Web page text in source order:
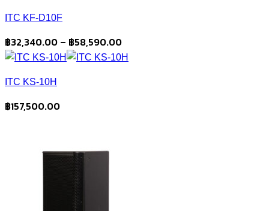
ITC KF-D10F
฿32,340.00 – ฿58,590.00Price
range:
ITC KS-10H
฿157,500.00